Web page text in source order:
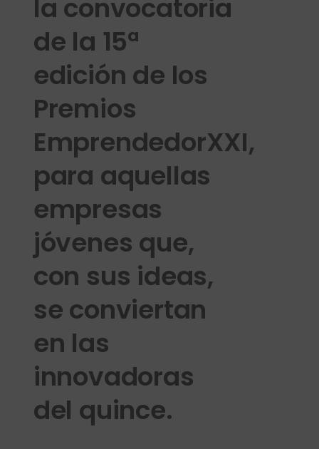
la convocatoria
de la 15ª
edición de los
Premios
EmprendedorXXI,
para aquellas
empresas
jóvenes que,
con sus ideas,
se conviertan
en las
innovadoras
del quince.